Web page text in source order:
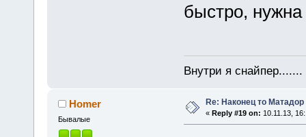
быстро, нужна
Внутри я
Homer
Бывалые
Re: Наконец то
« Reply #19 on: 10.11.13,